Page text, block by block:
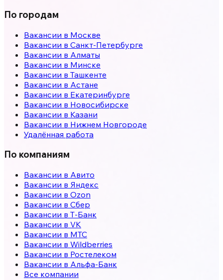
По городам
Вакансии в Москве
Вакансии в Санкт-Петербурге
Вакансии в Алматы
Вакансии в Минске
Вакансии в Ташкенте
Вакансии в Астане
Вакансии в Екатеринбурге
Вакансии в Новосибирске
Вакансии в Казани
Вакансии в Нижнем Новгороде
Удалённая работа
По компаниям
Вакансии в Авито
Вакансии в Яндекс
Вакансии в Ozon
Вакансии в Сбер
Вакансии в Т-Банк
Вакансии в VK
Вакансии в МТС
Вакансии в Wildberries
Вакансии в Ростелеком
Вакансии в Альфа-Банк
Все компании